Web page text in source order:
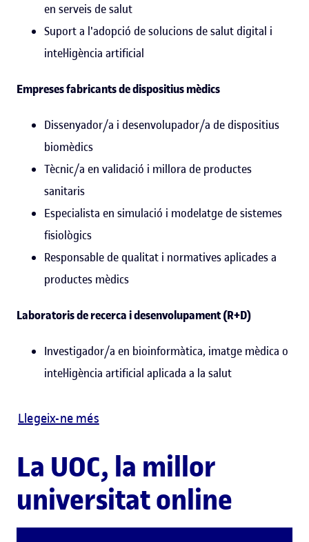
en serveis de salut
Suport a l'adopció de solucions de salut digital i
intel·ligència artificial
Empreses fabricants de dispositius mèdics
Dissenyador/a i desenvolupador/a de dispositius
biomèdics
Tècnic/a en validació i millora de productes
sanitaris
Especialista en simulació i modelatge de sistemes
fisiològics
Responsable de qualitat i normatives aplicades a
productes mèdics
Laboratoris de recerca i desenvolupament (R+D)
Investigador/a en bioinformàtica, imatge mèdica o
intel·ligència artificial aplicada a la salut
Llegeix-ne més
La UOC, la millor
universitat online